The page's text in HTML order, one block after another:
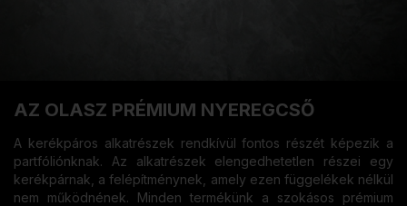
AZ OLASZ PRÉMIUM NYEREGCSŐ
A kerékpáros alkatrészek rendkívül fontos részét képezik a
partfóliónknak. Az alkatrészek elengedhetetlen részei egy
kerékpárnak, a felépítménynek, amely ezen függelékek nélkül
nem működnének. Minden termékünk a szokásos prémium